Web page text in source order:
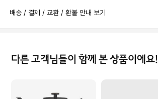
배송 / 결제 / 교환 / 환불 안내 보기
다른 고객님들이 함께 본 상품이에요!